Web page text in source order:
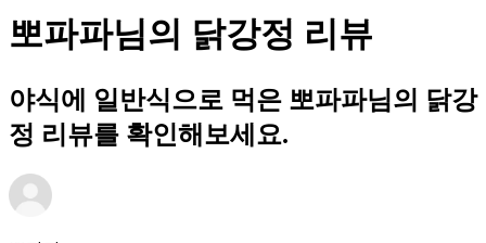
뽀파파님의 닭강정 리뷰
야식에 일반식으로 먹은 뽀파파님의 닭강
정 리뷰를 확인해보세요.